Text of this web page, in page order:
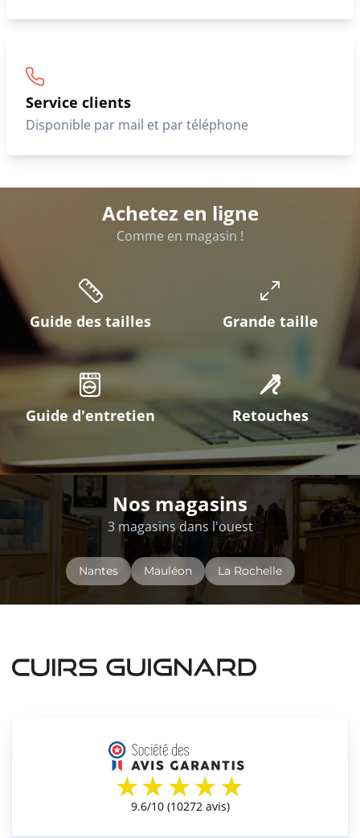
Service clients
Disponible par mail et par téléphone
Achetez en ligne
Comme en magasin !
Guide des tailles Grande taille
Guide d'entretien Retouches
Nos magasins
3 magasins dans l'ouest
Nantes Mauléon La Rochelle